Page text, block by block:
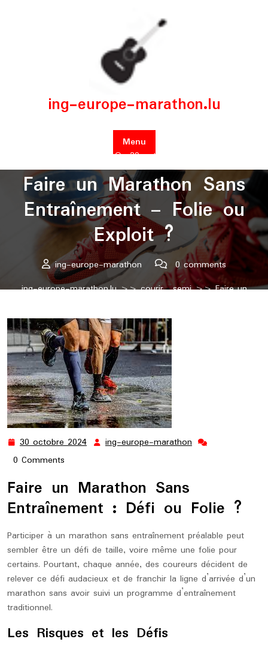
ing-europe-marathon.lu
Menu
Posted On 30 octobre 2024
Faire un Marathon Sans
Entraînement – Folie ou
Exploit ?
ing-europe-marathon
0 comments
ing-europe-marathon.lu>>courir,semi>> Faire un
30 octobre 2024 30 ing-europe-marathon ing-
0 Comments
Faire un Marathon Sans
Entraînement : Défi ou Folie ?
Participer à un marathon sans entraînement préalable peut
sembler être un défi de taille, voire même une folie pour
certains. Pourtant, chaque année, des coureurs décident de
relever ce défi audacieux et de franchir la ligne d’arrivée d’un
marathon sans avoir suivi un programme d’entraînement
traditionnel.
Les Risques et les Défis